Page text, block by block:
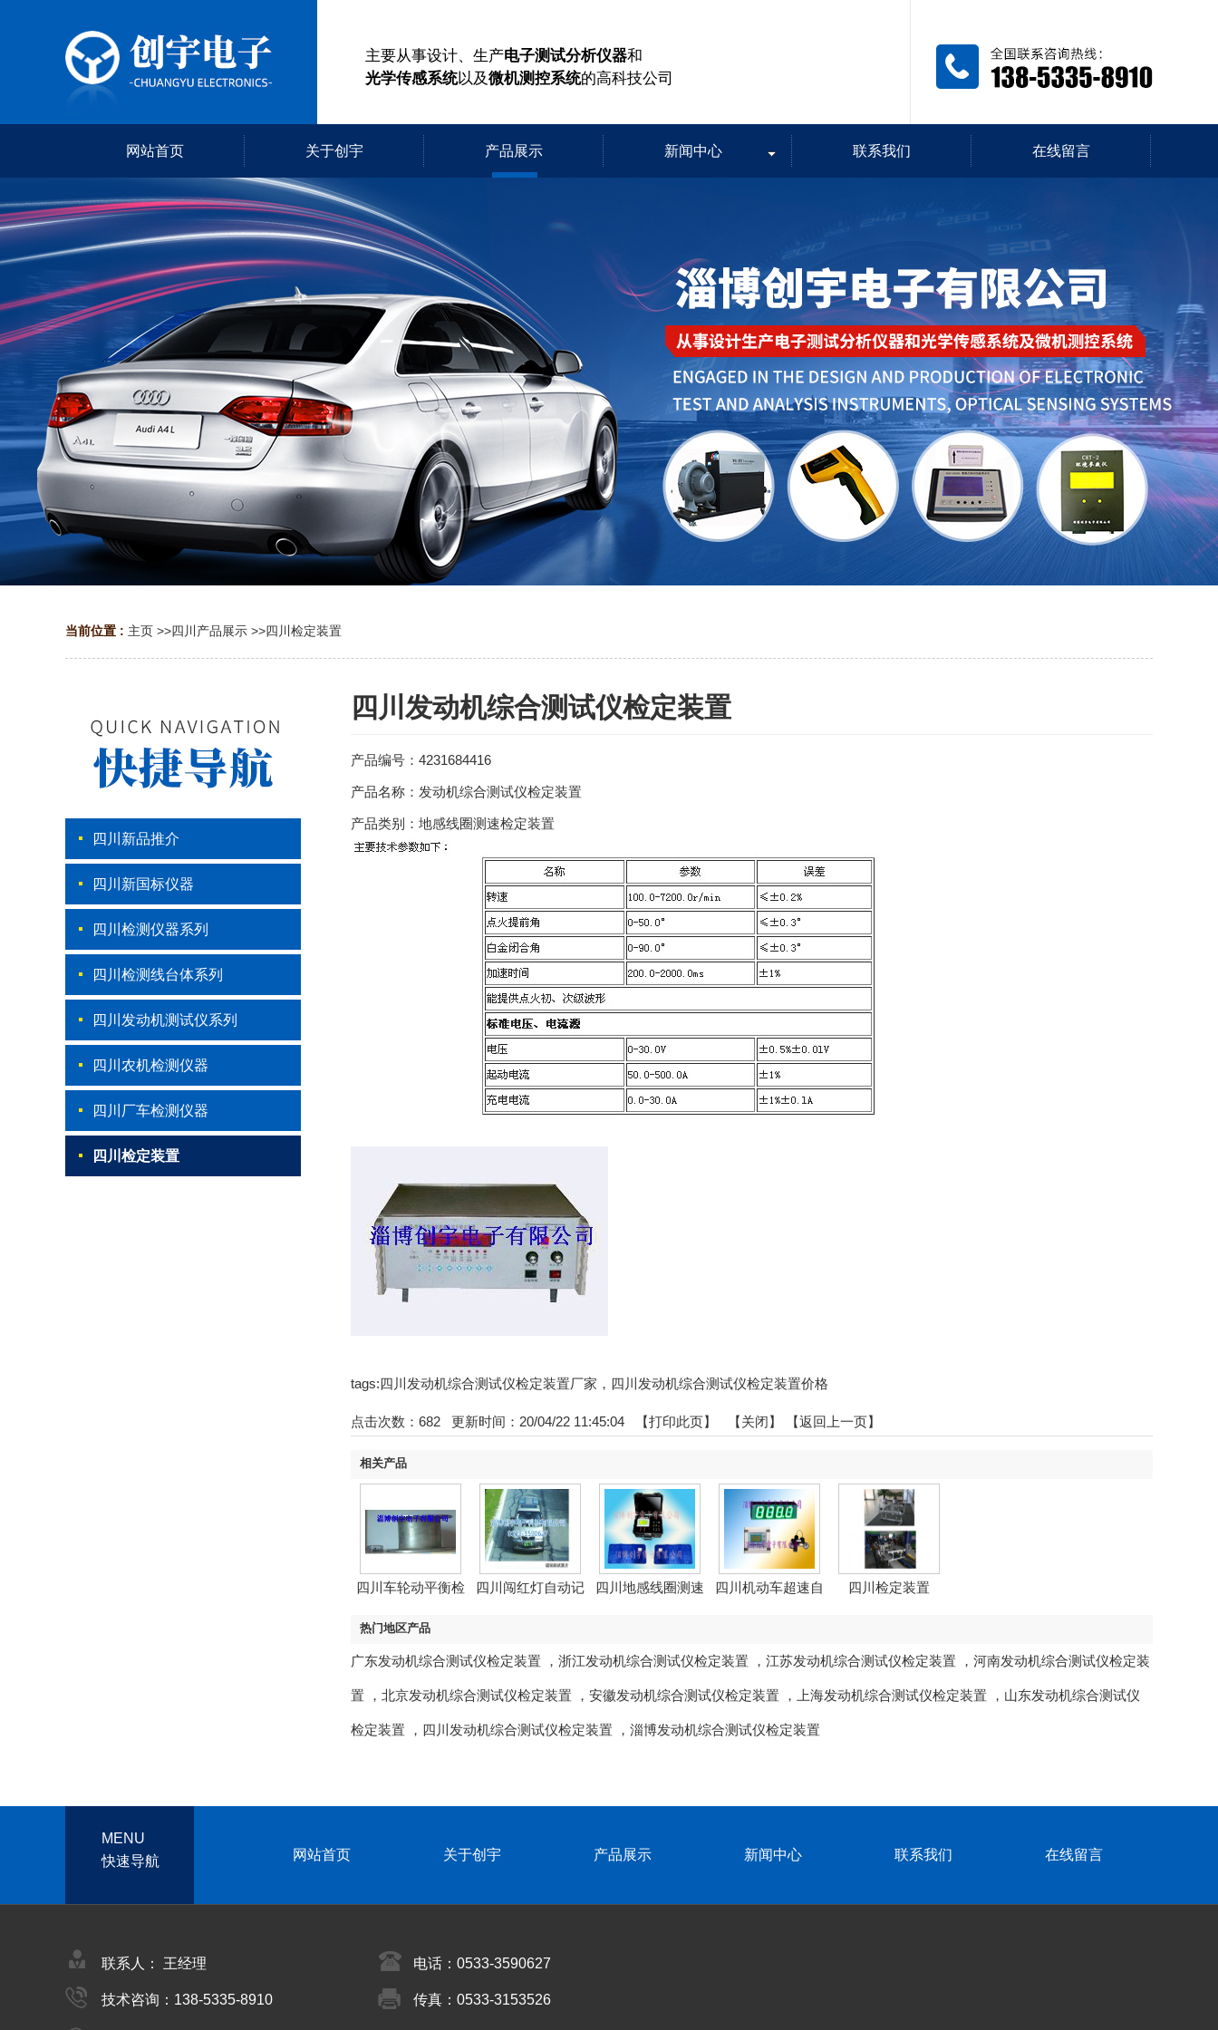
主要从事设计、生产电子测试分析仪器和
光学传感系统以及微机测控系统的高科技公司
网站首页 关于创宇 产品展示 新闻中心 联系我们 在线留言
当前位置 : 主页 >>四川产品展示 >>四川检定装置
四川新品推介
四川新国标仪器
四川检测仪器系列
四川检测线台体系列
四川发动机测试仪系列
四川农机检测仪器
四川厂车检测仪器
四川检定装置
四川发动机综合测试仪检定装置
产品编号： 4231684416
产品名称：发动机综合测试仪检定装置
产品类别：地感线圈测速检定装置
tags:四川发动机综合测试仪检定装置厂家，四川发动机综合测试仪检定装置价格
点击次数： 682 更新时间：20/04/22 11:45:04 【打印此页】 【关闭】 【返回上一页】
相关产品
四川车轮动平衡检
四川闯红灯自动记
四川地感线圈测速
四川机动车超速自
四川检定装置
热门地区产品
广东发动机综合测试仪检定装置 ， 浙江发动机综合测试仪检定装置 ， 江苏发动机综合测试仪检定装置 ， 河南发动机综合测试仪检定装
置 ， 北京发动机综合测试仪检定装置 ， 安徽发动机综合测试仪检定装置 ， 上海发动机综合测试仪检定装置 ， 山东发动机综合测试仪
检定装置 ， 四川发动机综合测试仪检定装置 ， 淄博发动机综合测试仪检定装置
MENU
快速导航
网站首页 关于创宇 产品展示 新闻中心 联系我们 在线留言
联系人： 王经理
技术咨询：138-5335-8910
电话：0533-3590627
传真：0533-3153526